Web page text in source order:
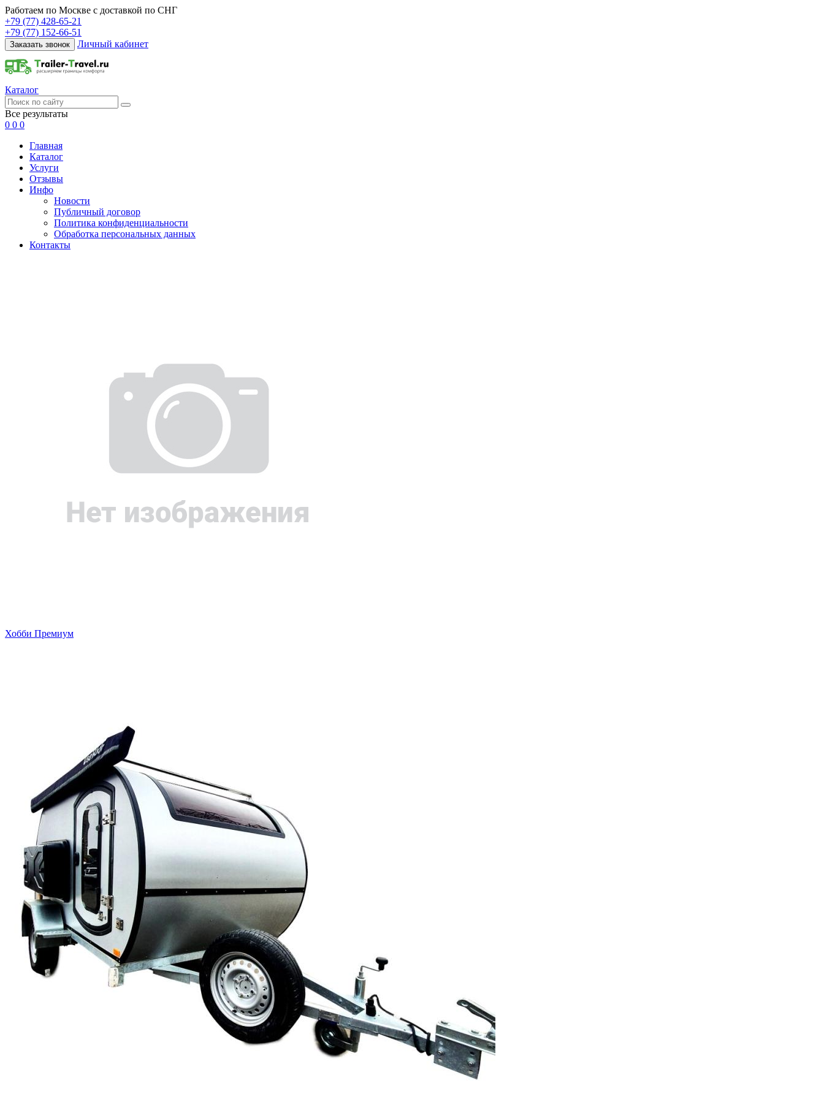
Работаем по Москве с доставкой по СНГ
+79 (77) 428-65-21
+79 (77) 152-66-51
Заказать звонок Личный кабинет
Каталог
Все результаты
0 0 0
Главная
Каталог
Услуги
Отзывы
Инфо
Новости
Публичный договор
Политика конфиденциальности
Обработка персональных данных
Контакты
Хобби Премиум